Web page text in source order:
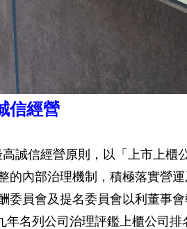
信經營
誠信經營原則，以「上市上櫃
的內部治理機制，積極落實營
委員會及提名委員會以利董事
年名列公司治理評鑑上櫃公司